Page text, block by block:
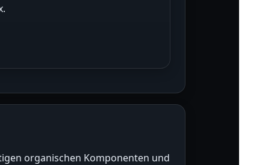
organischen Komponenten und